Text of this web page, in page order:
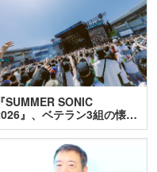
『SUMMER SONIC
』、ベテラン3組の懐…